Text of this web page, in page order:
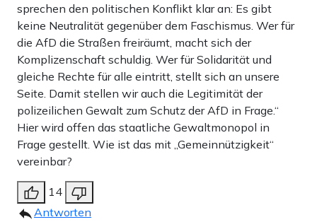
sprechen den politischen Konflikt klar an: Es gibt
keine Neutralität gegenüber dem Faschismus. Wer für
die AfD die Straßen freiräumt, macht sich der
Komplizenschaft schuldig. Wer für Solidarität und
gleiche Rechte für alle eintritt, stellt sich an unsere
Seite. Damit stellen wir auch die Legitimität der
polizeilichen Gewalt zum Schutz der AfD in Frage.“
Hier wird offen das staatliche Gewaltmonopol in
Frage gestellt. Wie ist das mit „Gemeinnützigkeit“
vereinbar?
14
Antworten